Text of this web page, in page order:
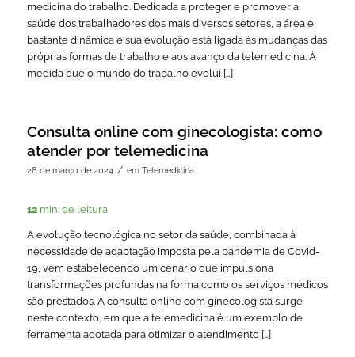
medicina do trabalho. Dedicada a proteger e promover a
saúde dos trabalhadores dos mais diversos setores, a área é
bastante dinâmica e sua evolução está ligada às mudanças das
próprias formas de trabalho e aos avanço da telemedicina. À
medida que o mundo do trabalho evolui […]
Consulta online com ginecologista: como
atender por telemedicina
28 de março de 2024 / em Telemedicina
12 min. de leitura
A evolução tecnológica no setor da saúde, combinada à
necessidade de adaptação imposta pela pandemia de Covid-
19, vem estabelecendo um cenário que impulsiona
transformações profundas na forma como os serviços médicos
são prestados. A consulta online com ginecologista surge
neste contexto, em que a telemedicina é um exemplo de
ferramenta adotada para otimizar o atendimento […]